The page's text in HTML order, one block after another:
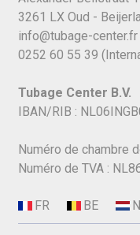
3261 LX Oud -
info@tubage-center.fr
0252 60 55 39
Tubage Center B.V.
IBAN/RIB :
Numéro de chambre
Numéro de TVA :